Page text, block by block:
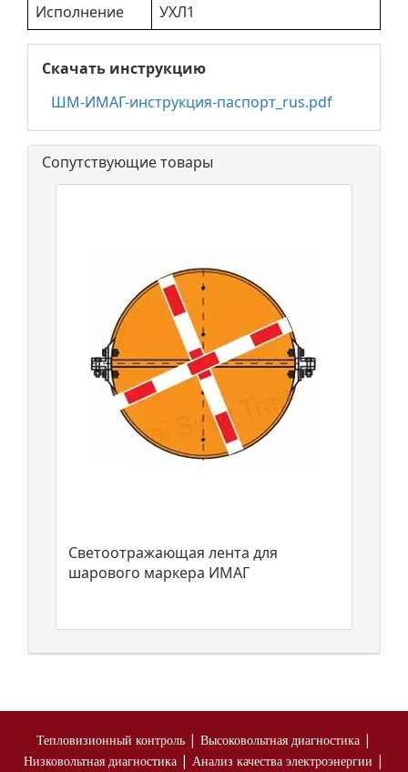
Исполнение УХЛ1
Скачать инструкцию
ШМ-ИМАГ-инструкция-паспорт_rus.pdf
Сопутствующие товары
Светоотражающая лента для
шарового маркера ИМАГ
Тепловизионный контроль | Высоковольтная диагностика |
Низковольтная диагностика | Анализ качества электроэнергии |